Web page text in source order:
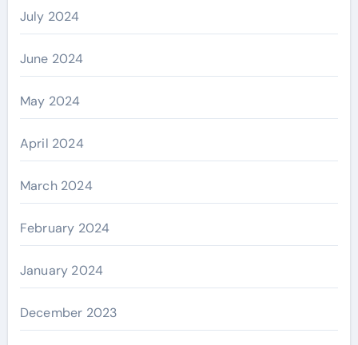
July 2024
June 2024
May 2024
April 2024
March 2024
February 2024
January 2024
December 2023